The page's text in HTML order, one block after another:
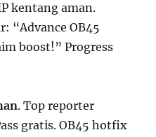
kentang aman.
“Advance OB45
boost!” Progress
. Top reporter
gratis. OB45 hotfix